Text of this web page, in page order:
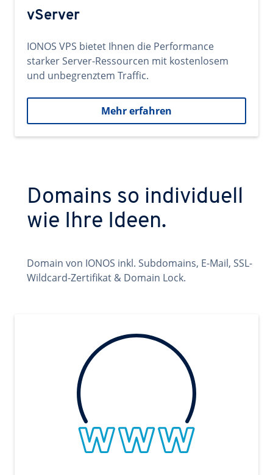
vServer
IONOS VPS bietet Ihnen die Performance
starker Server-Ressourcen mit kostenlosem
und unbegrenztem Traffic.
Mehr erfahren
Domains so individuell
wie Ihre Ideen.
Domain von IONOS inkl. Subdomains, E-Mail, SSL-
Wildcard-Zertifikat & Domain Lock.